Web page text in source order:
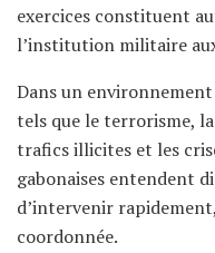
exercices constituent
l’institution militaire
Dans un
tels que le terrorisme,
trafics illicites et les
gabonaises entendent
d’intervenir
coordonnée.